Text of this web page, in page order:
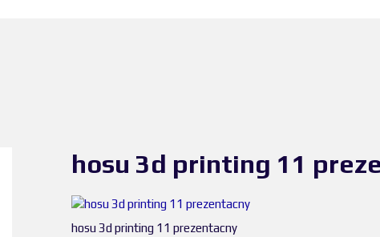
hosu 3d printing 11
hosu 3d printing 11 prezentacny